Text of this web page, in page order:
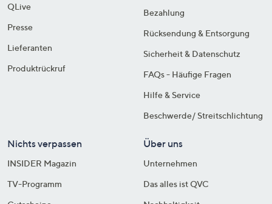
QLive
Presse
Lieferanten
Produktrückruf
Bezahlung
Rücksendung & Entsorgung
Sicherheit & Datenschutz
FAQs - Häufige Fragen
Hilfe & Service
Beschwerde/ Streitschlichtung
Nichts verpassen
INSIDER Magazin
TV-Programm
Über uns
Unternehmen
Das alles ist QVC